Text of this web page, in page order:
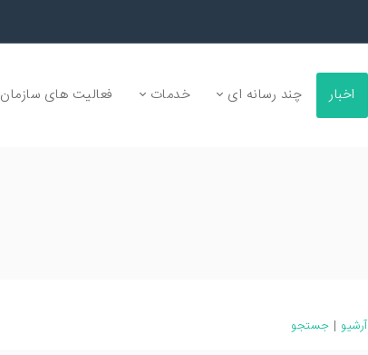
اخبار چند رسانه ای خدمات فعالیت های سازمان
آرشیو | جستجو